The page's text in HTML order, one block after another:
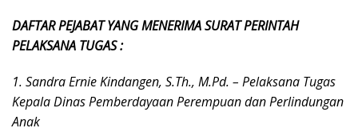
DAFTAR PEJABAT YANG MENERIMA SURAT PERINTAH
PELAKSANA TUGAS :
1. Sandra Ernie Kindangen, S.Th., M.Pd. – Pelaksana Tugas
Kepala Dinas Pemberdayaan Perempuan dan Perlindungan
Anak